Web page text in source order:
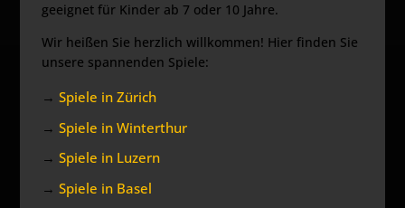
geeignet für Kinder ab 7 oder 10 Jahre.
Wir heißen Sie herzlich willkommen! Hier finden Sie
unsere spannenden Spiele:
→Spiele in Zürich
→Spiele in Winterthur
→Spiele in Luzern
→Spiele in Basel